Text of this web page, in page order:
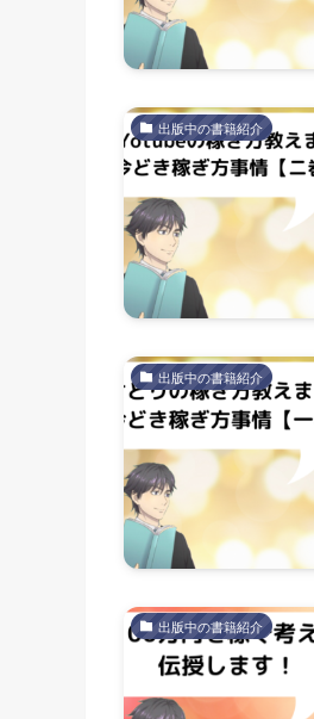
出版中の書籍紹介
出版中の書籍紹介
出版中の書籍紹介